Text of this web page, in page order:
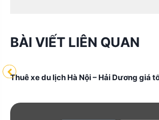
BÀI VIẾT LIÊN QUAN
Thuê xe du lịch Hà Nội – Hải Dương giá